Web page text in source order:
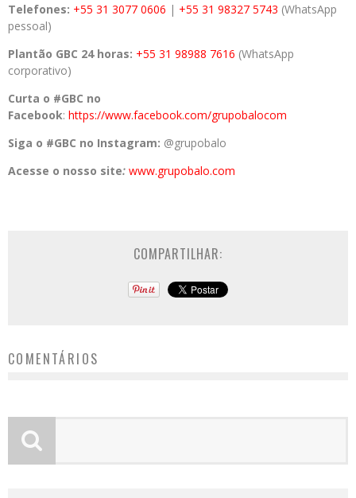
Telefones: +55 31 3077 0606 | +55 31 98327 5743 (WhatsApp
pessoal)
Plantão GBC 24 horas: +55 31 98988 7616 (WhatsApp
corporativo)
Curta o #GBC no
Facebook: https://www.facebook.com/grupobalocom
Siga o #GBC no Instagram: @grupobalo
Acesse o nosso site: www.grupobalo.com
COMPARTILHAR:
COMENTÁRIOS